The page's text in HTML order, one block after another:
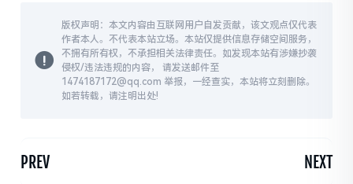
版权声明：本文内容由互联网用户自发贡献，该文观点仅代表
作者本人。不代表本站立场。本站仅提供信息存储空间服务，
不拥有所有权，不承担相关法律责任。如发现本站有涉嫌抄袭
侵权/违法违规的内容， 请发送邮件至
1474187172@qq.com 举报，一经查实，本站将立刻删除。
如若转载，请注明出处!
PREV NEXT